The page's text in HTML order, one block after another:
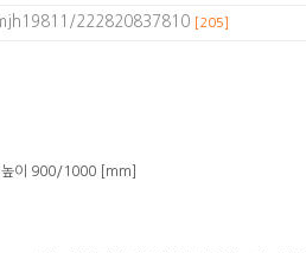
222820837810 [205]
이 900/1000 [mm]